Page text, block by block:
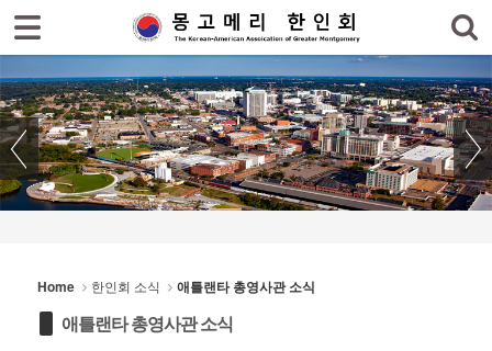
Home 한인회 소식 애틀랜타 총영사관 소식
애틀랜타 총영사관 소식
로그인 회원가입
한인회
한인회 소식
- 공지사항
- 몽고메리 한인회 이모저모
- 사진으로 보는 한인회
Sketchbook5, 스케치북5
Sketchbook5, 스케치북5